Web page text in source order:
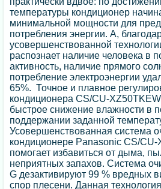
температуры кондиционер
минимальной мощности для
потребления энергии. А,
усовершенствованной
распознает наличие человека в
активность, наличие прямого
потребление электроэнергии
65%. Точное и плавное
кондиционера CS/CU-
быстрое снижение влажности в
поддержании заданной
Усовершенствованная система
кондиционере Panasonic CS/
помогает избавиться от дыма,
неприятных запахов. Система
G дезактивируют 99 % вредных
спор плесени. Данная